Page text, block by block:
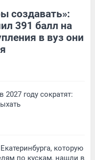
создавать»:
391 балл на
в вуз они
году сократят:
которую
по кускам, нашли в